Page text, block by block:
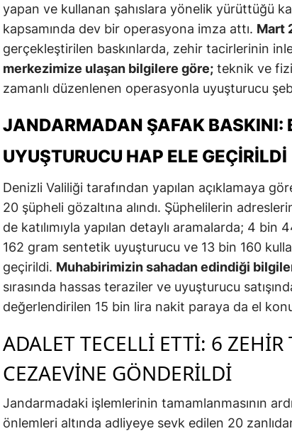
yapan ve kullanan şahıslara yönelik yürüttüğü
kapsamında dev bir operasyona imza attı. Mart
gerçekleştirilen baskınlarda, zehir tacirlerinin
merkezimize ulaşan bilgilere göre; teknik ve
zamanlı düzenlenen operasyonla uyuşturucu
JANDARMADAN ŞAFAK BASKINI:
UYUŞTURUCU HAP ELE GEÇIRILDI
Denizli Valiliği tarafından yapılan açıklamaya
20 şüpheli gözaltına alındı. Şüphelilerin
de katılımıyla yapılan detaylı aramalarda; 4 bin
162 gram sentetik uyuşturucu ve 13 bin 160
geçirildi. Muhabirimizin sahadan edindiği
sırasında hassas teraziler ve uyuşturucu
değerlendirilen 15 bin lira nakit paraya da el
ADALET TECELLI ETTI: 6 ZEHIR
CEZAEVINE GÖNDERILDI
Jandarmadaki işlemlerinin tamamlanmasının
önlemleri altında adliyeye sevk edilen 20 zanlıdan